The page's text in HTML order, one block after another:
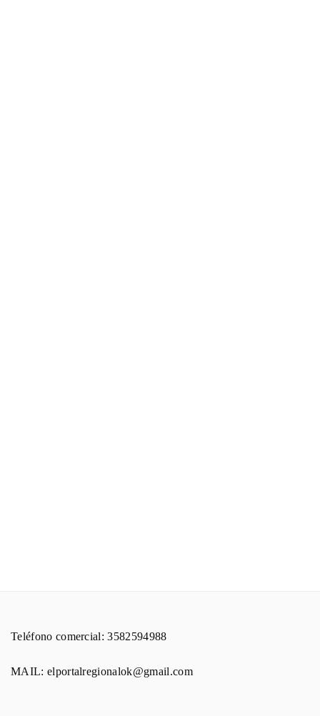
Teléfono comercial: 3582594988
MAIL: elportalregionalok@gmail.com